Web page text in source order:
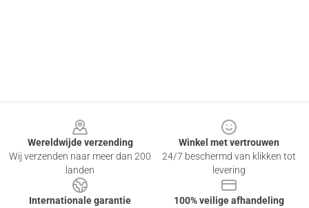
Wereldwijde verzending
Wij verzenden naar meer dan 200
landen
Winkel met vertrouwen
24/7 beschermd van klikken tot
levering
Internationale garantie
100% veilige afhandeling